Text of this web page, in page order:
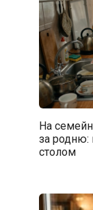
На
за родню:
столом